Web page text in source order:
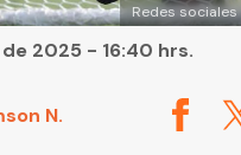
Redes
N.
2025 - 16:40 hrs.